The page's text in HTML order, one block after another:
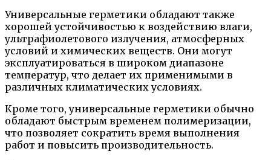
Универсальные герметики обладают также
хорошей устойчивостью к воздействию влаги,
ультрафиолетового излучения, атмосферных
условий и химических веществ. Они могут
эксплуатироваться в широком диапазоне
температур, что делает их применимыми в
различных климатических условиях.
Кроме того, универсальные герметики обычно
обладают быстрым временем полимеризации,
что позволяет сократить время выполнения
работ и повысить производительность.